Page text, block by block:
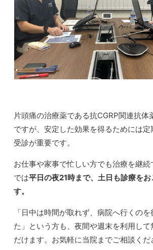
片頭痛の治療薬である抗CGRP関連抗体
ですが、安定した効果を得るためには
受診が重要です。
お仕事や家事で忙しい方でも治療を継
では平日の夜21時まで、土日も診療を
す。
「日中は時間が取れず、病院へ行くの
た」という方も、夜間や週末を利用して
だけます。お気軽に当院までご相談くだ